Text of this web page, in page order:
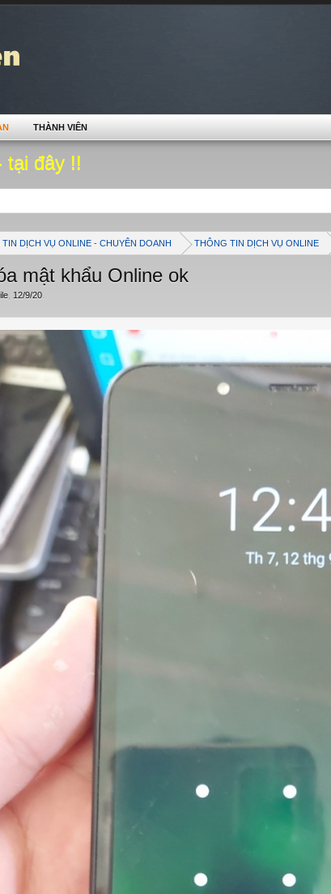
tại đây !!
DỊCH VỤ ONLINE - CHUYÊN DOANH THÔNG TIN DỊCH VỤ ONLINE
mật khẩu Online ok
12/9/20
THÀNH VIÊN